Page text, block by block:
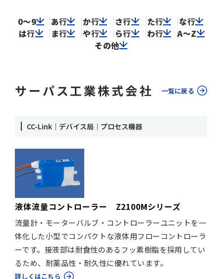
0～9 あ行 か行 さ行 た行 な行
は行 ま行 や行 ら行 わ行
A～Z
その他
サーパス工業株式会社 一覧に戻る
CC-Link｜デバイス局｜プロセス機器
液体流量コントローラー Z2100Mシリーズ
流量計・モーターバルブ・コントローラーユニットを一
体化した小型でコンパクトな液体用フローコントローラ
ーです。接液部は耐食性のあるフッ素樹脂を採用してい
るため、耐薬品性・耐久性に優れています。
詳しくはこちら